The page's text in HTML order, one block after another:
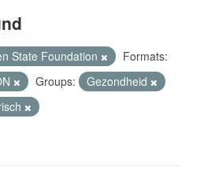
State Foundation
Formats:
Groups:
Gezondheid